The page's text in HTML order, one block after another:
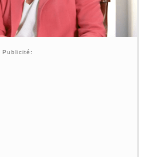
Publicité: